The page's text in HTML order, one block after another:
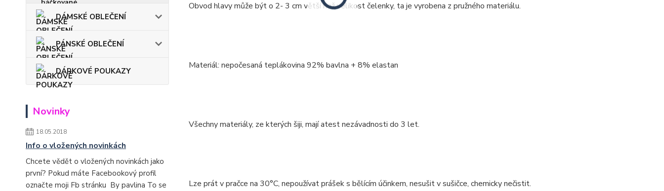
DÁMSKÉ OBLEČENÍ
PÁNSKÉ OBLEČENÍ
DÁRKOVÉ POUKAZY
Novinky
18.05.2018
Info o vložených novinkách
Chcete vědět o vložených novinkách jako
první? Pokud máte Facebookový profil
označte moji Fb stránku By pavlina To se
Obvod hlavy může být o 2- 3 cm větší než velikost čelenky, ta je vyrobena z pružného materiálu.
Materiál: nepočesaná teplákovina 92% bavlna + 8% elastan
Všechny materiály, ze kterých šiji, mají atest nezávadnosti do 3 let.
Lze prát v pračce na 30°C, nepoužívat prášek s bělícím účinkem, nesušit v sušičce, chemicky nečistit.